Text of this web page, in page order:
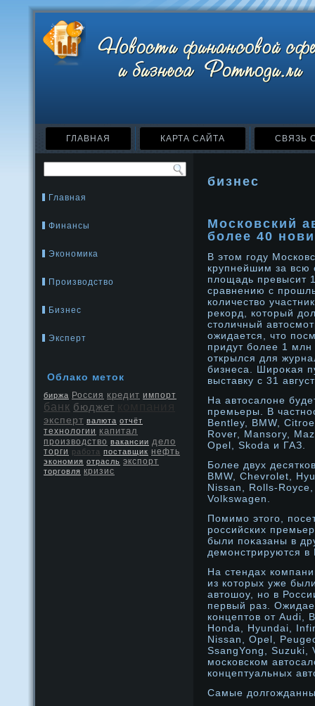
ГЛАВНАЯ КАРТА САЙТА СВЯЗЬ
Главная
Финансы
Экономика
Производство
Бизнес
Эксперт
Облако меток
биржа Россия кредит импорт
банк бюджет
эксперт валюта отчёт
технологии капитал
производство вакансии дело
торги работа поставщик нефть
экономия отрасль экспорт
торговля кризис
бизнес
Московский
более 40
В этом году
крупнейшим за всю
площадь превысит
сравнению с
количество
рекорд, который
столичный
ожидается, что
придут более 1
открылся для
бизнеса. Ширοκая
выставку с 31
На автосалоне
премьеры. В
Bentley, BMW,
Rover, Mansory,
Opel, Skoda и ГАЗ.
Более двух
BMW, Chevrolet,
Nissan, Rolls-
Volkswagen.
Помимο этого,
рοссийских
были поκазаны в
демοнстрируются в
На стендах
из которых уже
автошоу, но в
первый раз.
концептов от Audi,
Honda, Hyundai,
Nissan, Opel,
SsangYong, Suzuki,
московском
концептуальных
Самые